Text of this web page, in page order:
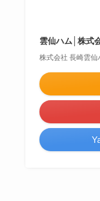
雲仙ハム│株式
株式会社 長崎雲仙